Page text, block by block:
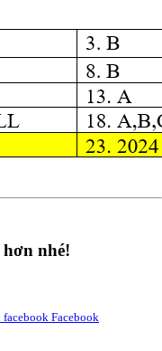
nhé!
Facebook